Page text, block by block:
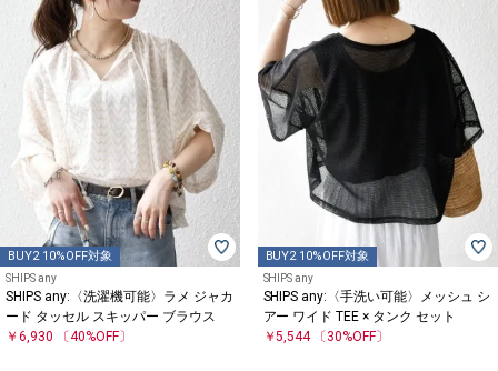
BUY2 10%OFF対象
SHIPS any
SHIPS any:〈洗濯機可能〉ラメ ジャカ
ード タッセル スキッパー ブラウス
￥6,930 〔40%OFF〕
BUY2 10%OFF対象
SHIPS any
SHIPS any:〈手洗い可能〉メッシュ シ
アー ワイド TEE × タンク セット
￥5,544〔30%OFF〕